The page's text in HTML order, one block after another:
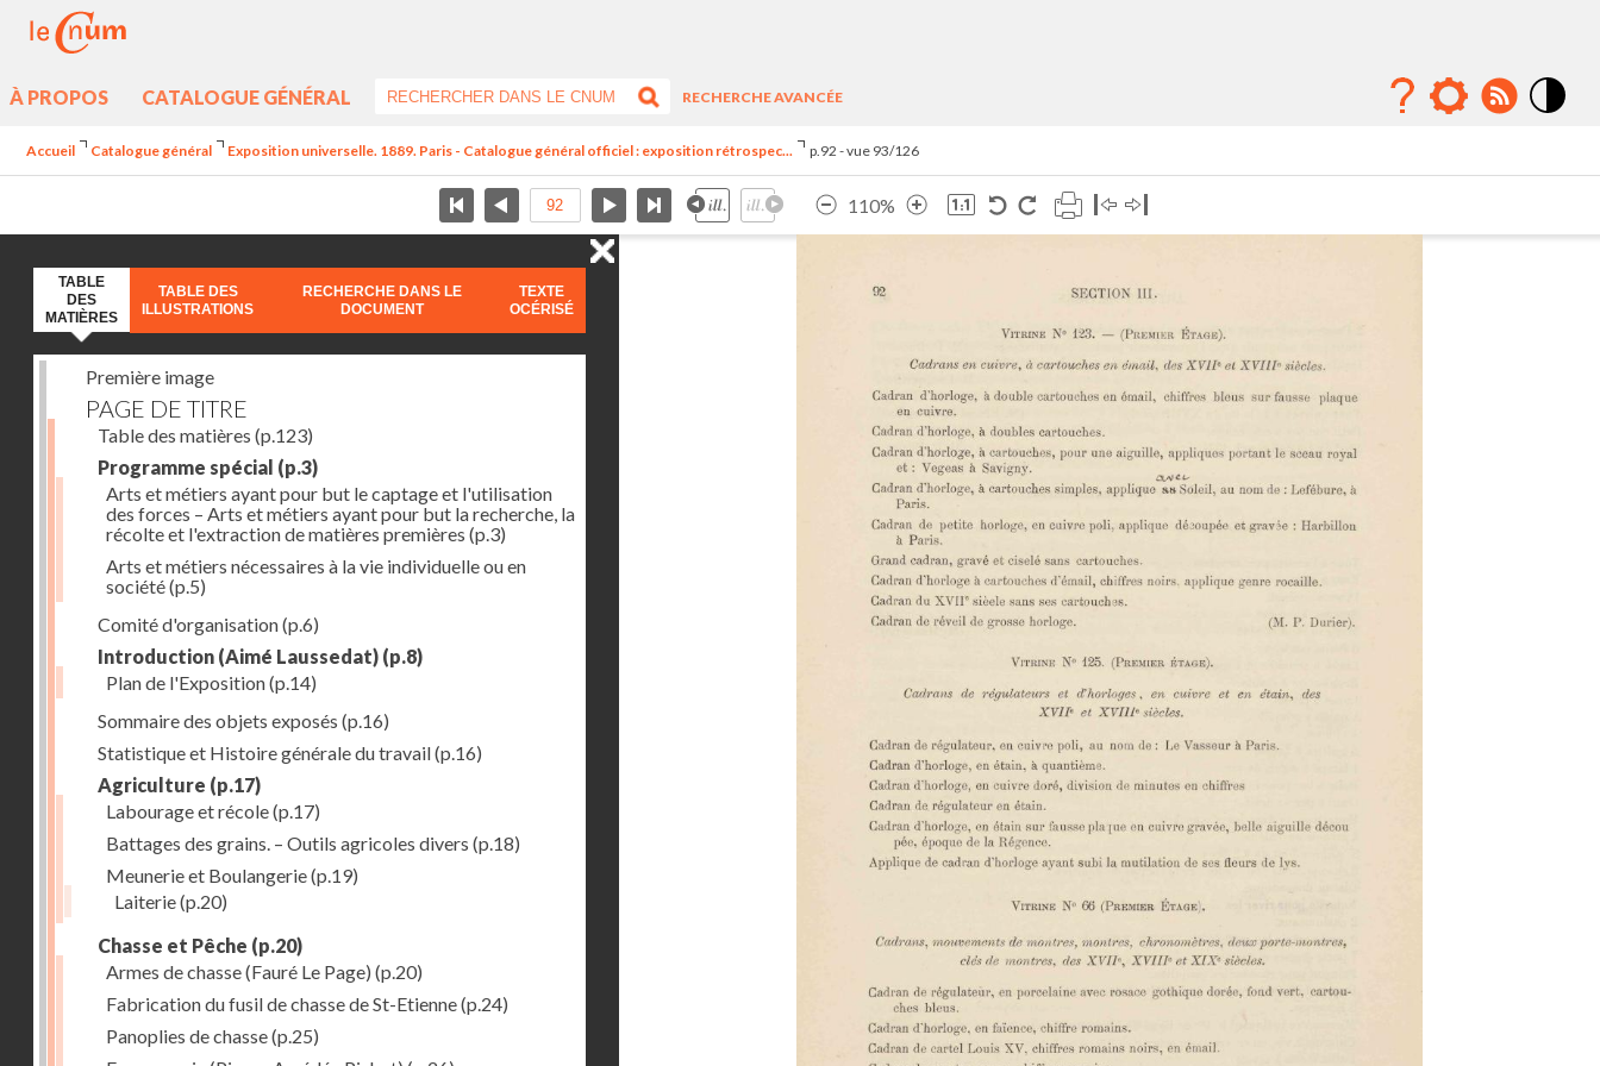
À PROPOS CATALOGUE GÉNÉRAL
RECHERCHE AVANCÉE
Accueil Catalogue général Exposition universelle. 1889. Paris - Catalogue général officiel : exposition rétrospec... p.92 - vue 93/126
110%
TABLE
DES
MATIÈRES
TABLE DES
ILLUSTRATIONS
RECHERCHE DANS LE
DOCUMENT
TEXTE
OCÉRISÉ
Première image
PAGE DE TITRE
Table des matières (p.123)
Programme spécial (p.3)
Arts et métiers ayant pour but le captage et l'utilisation
des forces – Arts et métiers ayant pour but la recherche, la
récolte et l'extraction de matières premières (p.3)
Arts et métiers nécessaires à la vie individuelle ou en
société(p.5)
Comité d'organisation(p.6)
Introduction (Aimé Laussedat) (p.8)
Plan de l'Exposition(p.14)
Sommaire des objets exposés (p.16)
Statistique et Histoire générale du travail(p.16)
Agriculture (p.17)
Labourage et récole(p.17)
Battages des grains. – Outils agricoles divers (p.18)
Meunerie et Boulangerie(p.19)
Laiterie(p.20)
Chasse et Pêche (p.20)
Armes de chasse (Fauré Le Page) (p.20)
Fabrication du fusil de chasse de St-Etienne(p.24)
Panoplies de chasse(p.25)